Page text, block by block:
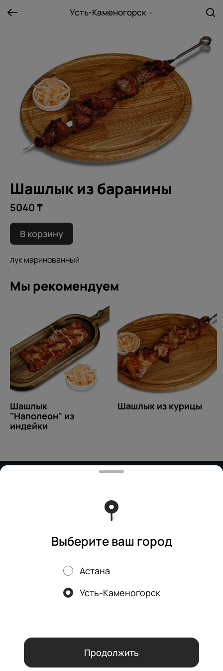
Усть-Каменогорск
аналитических сервисов согласно нашейполитике
конфиденциальности
ОК
Шашлык из баранины
5040 ₸
В корзину
лук маринованный
Мы рекомендуем
Шашлык
"Наполеон" из
индейки
Шашлык из курицы
Политика конфиденциальности
Акции, скидки, кэшбэк − в нашем приложении!
Выберите ваш город
Астана
Усть-Каменогорск